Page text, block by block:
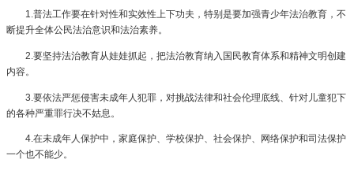
1.普法工作要在针对性和实效性上下功夫，特别是要加强青少年法治教育，不
断提升全体公民法治意识和法治素养。
2.要坚持法治教育从娃娃抓起，把法治教育纳入国民教育体系和精神文明创建
内容。
3.要依法严惩侵害未成年人犯罪，对挑战法律和社会伦理底线、针对儿童犯下
的各种严重罪行决不姑息。
4.在未成年人保护中，家庭保护、学校保护、社会保护、网络保护和司法保护
一个也不能少。